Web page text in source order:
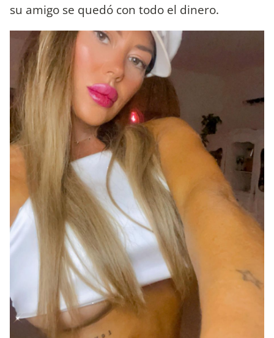
su amigo se quedó con todo el dinero.